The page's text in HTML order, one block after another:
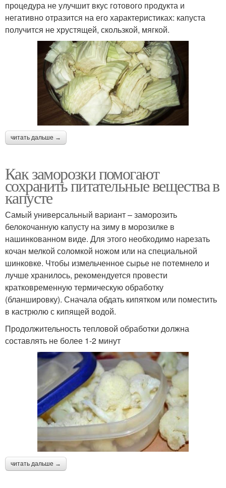
процедура не улучшит вкус готового продукта и
негативно отразится на его характеристиках: капуста
получится не хрустящей, скользкой, мягкой.
читать дальше →
Как заморозки помогают
сохранить питательные вещества в
капусте
Самый универсальный вариант – заморозить
белокочанную капусту на зиму в морозилке в
нашинкованном виде. Для этого необходимо нарезать
кочан мелкой соломкой ножом или на специальной
шинковке. Чтобы измельченное сырье не потемнело и
лучше хранилось, рекомендуется провести
кратковременную термическую обработку
(бланшировку). Сначала обдать кипятком или поместить
в кастрюлю с кипящей водой.
Продолжительность тепловой обработки должна
составлять не более 1-2 минут
читать дальше →